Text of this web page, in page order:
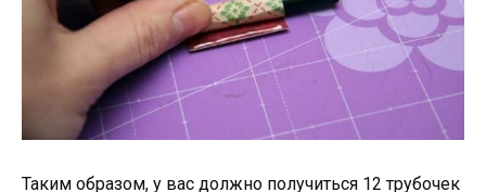
Таким образом, у вас должно получиться 12 трубочек